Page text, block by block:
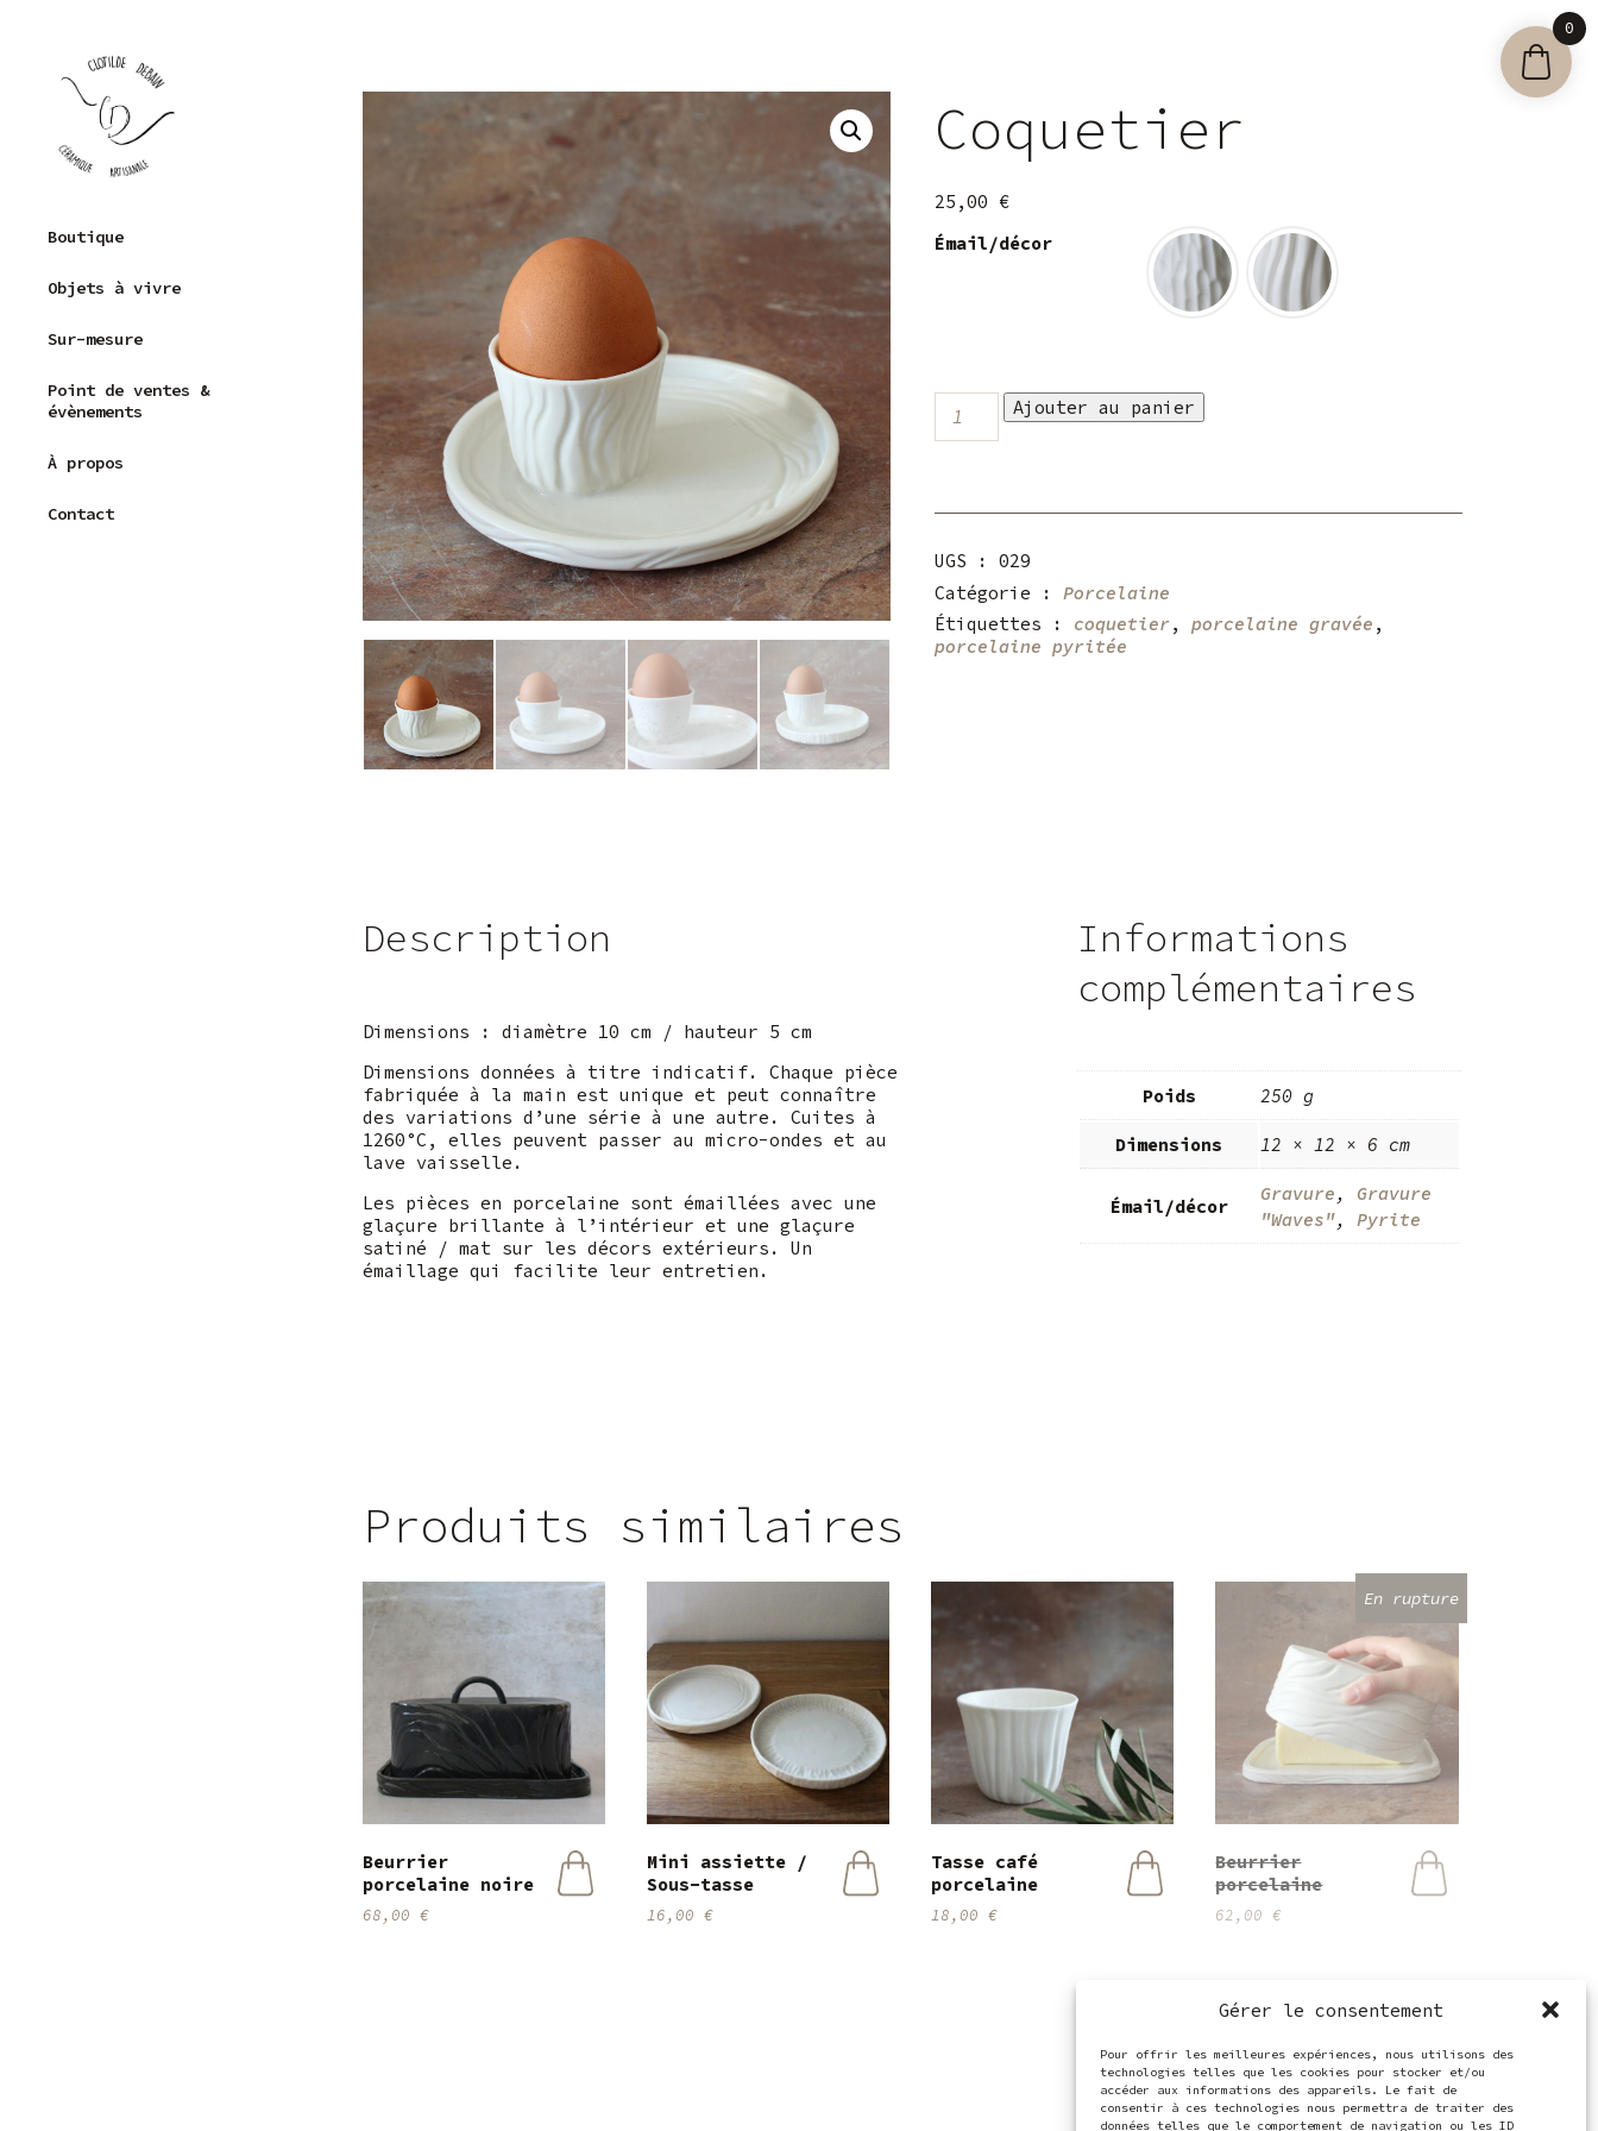
Gérer le consentement
Pour offrir les meilleures expériences, nous utilisons des
technologies telles que les cookies pour stocker et/ou
accéder aux informations des appareils. Le fait de
consentir à ces technologies nous permettra de traiter des
données telles que le comportement de navigation ou les ID
Céramique
Boutique
Porcelaine
Capsule
Pièces uniques
Objets à vivre
Sur-mesure
Point de ventes &
évènements
À propos
Contact
Coquetier
25,00 €
Émail/décor
quantité
de
Coquetier
Ajouter au panier
UGS :029
Catégorie :Porcelaine
Étiquettes : coquetier,porcelaine gravée ,
porcelaine pyritée
Description
Dimensions : diamètre 10 cm / hauteur 5 cm
Dimensions données à titre indicatif. Chaque pièce
fabriquée à la main est unique et peut connaître
des variations d’une série à une autre. Cuites à
1260°C, elles peuvent passer au micro-ondes et au
lave vaisselle.
Les pièces en porcelaine sont émaillées avec une
glaçure brillante à l’intérieur et une glaçure
satiné / mat sur les décors extérieurs. Un
émaillage qui facilite leur entretien.
Informations
complémentaires
Poids 250 g
Dimensions 12 × 12 × 6 cm
Émail/décor
Gravure , Gravure
"Waves", Pyrite
Produits similaires
Beurrier
porcelaine noire
68,00 €
Mini assiette /
Sous-tasse
16,00 €
Tasse café
porcelaine
18,00€
Beurrier
porcelaine
62,00€
0